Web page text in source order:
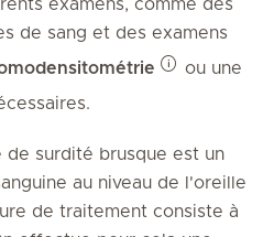
examens, comme des
de sang et des examens
ou une
de surdité brusque est un
au niveau de l'oreille
de traitement consiste à